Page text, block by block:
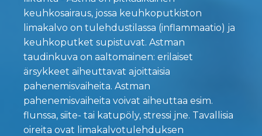
keuhkosairaus, jossa keuhkoputkiston
limakalvo on tulehdustilassa (inflammaatio) ja
keuhkoputket supistuvat. Astman
taudinkuva on aaltomainen: erilaiset
ärsykkeet aiheuttavat ajoittaisia
pahenemisvaiheita. Astman
pahenemisvaiheita voivat aiheuttaa esim.
flunssa, siite- tai katupöly, stressi jne. Tavallisia
oireita ovat limakalvotulehduksen